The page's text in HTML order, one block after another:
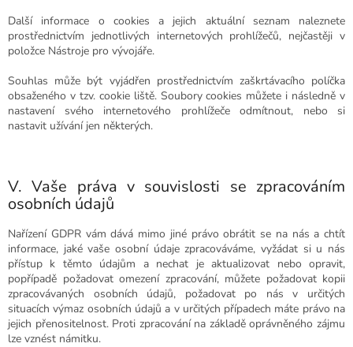
Další informace o cookies a jejich aktuální seznam naleznete
prostřednictvím jednotlivých internetových prohlížečů, nejčastěji v
položce Nástroje pro vývojáře.
Souhlas může být vyjádřen prostřednictvím zaškrtávacího políčka
obsaženého v tzv. cookie liště. Soubory cookies můžete i následně v
nastavení svého internetového prohlížeče odmítnout, nebo si
nastavit užívání jen některých.
V. Vaše práva v souvislosti se zpracováním
osobních údajů
Nařízení GDPR vám dává mimo jiné právo obrátit se na nás a chtít
informace, jaké vaše osobní údaje zpracováváme, vyžádat si u nás
přístup k těmto údajům a nechat je aktualizovat nebo opravit,
popřípadě požadovat omezení zpracování, můžete požadovat kopii
zpracovávaných osobních údajů, požadovat po nás v určitých
situacích výmaz osobních údajů a v určitých případech máte právo na
jejich přenositelnost. Proti zpracování na základě oprávněného zájmu
lze vznést námitku.